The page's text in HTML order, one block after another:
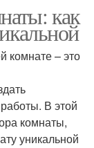
как
комнате – это
В этой
комнаты,
уникальной